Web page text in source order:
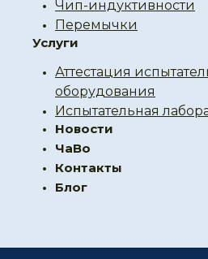
Чип-индуктивности
Перемычки
Услуги
Аттестация
оборудования
Испытательная
Новости
ЧаВо
Контакты
Блог